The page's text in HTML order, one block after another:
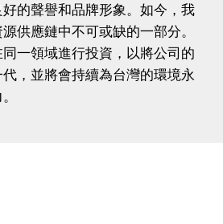
的聲譽和品牌形象。如今，我
供應鏈中不可或缺的一部分。
一領域進行投資，以將公司的
，並將會持續為台灣的環境永